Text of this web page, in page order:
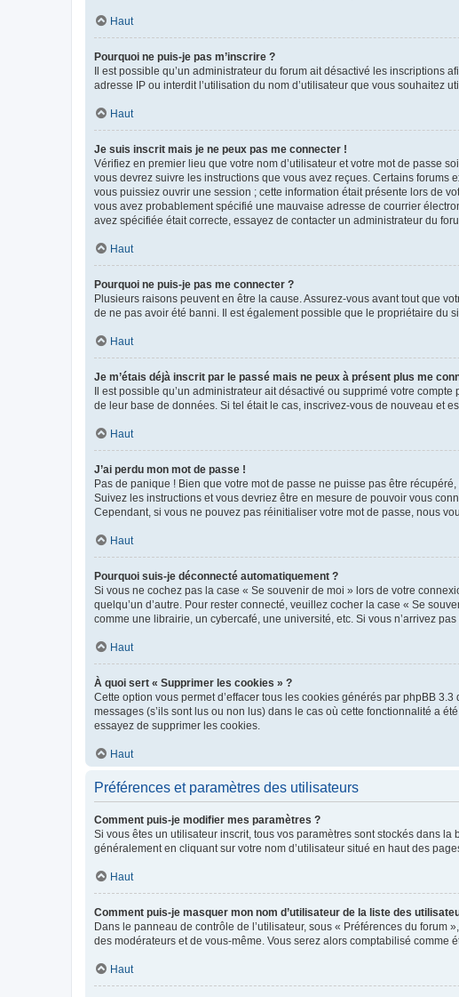
Haut
Pourquoi ne puis-je pas m’inscrire ?
Il est possible qu’un administrateur du forum ait désactivé les inscriptions
adresse IP ou interdit l’utilisation du nom d’utilisateur que vous souhaitez
Haut
Je suis inscrit mais je ne peux pas me connecter !
Vérifiez en premier lieu que votre nom d’utilisateur et votre mot de passe
vous devrez suivre les instructions que vous avez reçues. Certains
vous puissiez ouvrir une session ; cette information était présente lors de
vous avez probablement spécifié une mauvaise adresse de courrier
avez spécifiée était correcte, essayez de contacter un administrateur du
Haut
Pourquoi ne puis-je pas me connecter ?
Plusieurs raisons peuvent en être la cause. Assurez-vous avant tout que
de ne pas avoir été banni. Il est également possible que le propriétaire du
Haut
Je m’étais déjà inscrit par le passé mais ne peux à présent plus me
Il est possible qu’un administrateur ait désactivé ou supprimé votre
de leur base de données. Si tel était le cas, inscrivez-vous de nouveau et
Haut
J’ai perdu mon mot de passe !
Pas de panique ! Bien que votre mot de passe ne puisse pas être
Suivez les instructions et vous devriez être en mesure de pouvoir vous
Cependant, si vous ne pouvez pas réinitialiser votre mot de passe, nous
Haut
Pourquoi suis-je déconnecté automatiquement ?
Si vous ne cochez pas la case « Se souvenir de moi » lors de votre
quelqu’un d’autre. Pour rester connecté, veuillez cocher la case « Se
comme une librairie, un cybercafé, une université, etc. Si vous n’arrivez
Haut
À quoi sert « Supprimer les cookies » ?
Cette option vous permet d’effacer tous les cookies générés par phpBB
messages (s’ils sont lus ou non lus) dans le cas où cette fonctionnalité a
essayez de supprimer les cookies.
Haut
Préférences et paramètres des utilisateurs
Comment puis-je modifier mes paramètres ?
Si vous êtes un utilisateur inscrit, tous vos paramètres sont stockés dans
généralement en cliquant sur votre nom d’utilisateur situé en haut des
Haut
Comment puis-je masquer mon nom d’utilisateur de la liste des
Dans le panneau de contrôle de l’utilisateur, sous « Préférences du forum
des modérateurs et de vous-même. Vous serez alors comptabilisé comme
Haut